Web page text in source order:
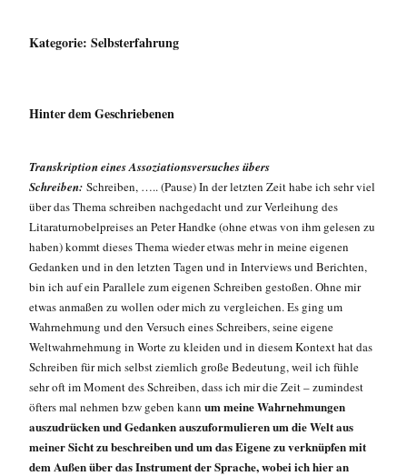
Kategorie: Selbsterfahrung
Hinter dem Geschriebenen
Transkription eines Assoziationsversuches übers
Schreiben: Schreiben, ….. (Pause) In der letzten Zeit habe ich sehr viel
über das Thema schreiben nachgedacht und zur Verleihung des
Litaraturnobelpreises an Peter Handke (ohne etwas von ihm gelesen zu
haben) kommt dieses Thema wieder etwas mehr in meine eigenen
Gedanken und in den letzten Tagen und in Interviews und Berichten,
bin ich auf ein Parallele zum eigenen Schreiben gestoßen. Ohne mir
etwas anmaßen zu wollen oder mich zu vergleichen. Es ging um
Wahrnehmung und den Versuch eines Schreibers, seine eigene
Weltwahrnehmung in Worte zu kleiden und in diesem Kontext hat das
Schreiben für mich selbst ziemlich große Bedeutung, weil ich fühle
sehr oft im Moment des Schreiben, dass ich mir die Zeit – zumindest
öfters mal nehmen bzw geben kann um meine Wahrnehmungen
auszudrücken und Gedanken auszuformulieren um die Welt aus
meiner Sicht zu beschreiben und um das Eigene zu verknüpfen mit
dem Außen über das Instrument der Sprache, wobei ich hier an